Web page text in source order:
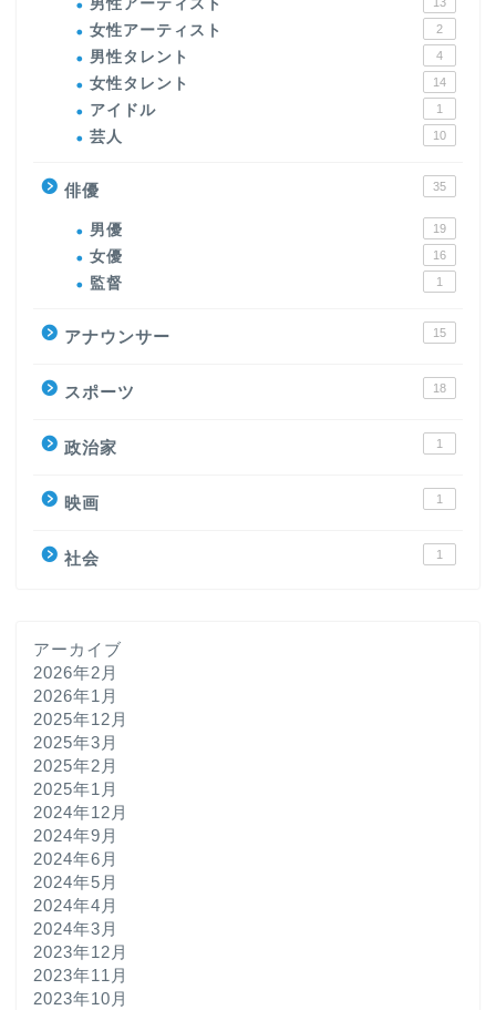
男性アーティスト
女性アーティスト 2
男性タレント 4
女性タレント 14
アイドル 1
芸人 10
俳優 35
男優 19
女優 16
監督 1
アナウンサー 15
スポーツ 18
政治家 1
映画 1
社会 1
アーカイブ
2026年2月
2026年1月
2025年12月
2025年3月
2025年2月
2025年1月
2024年12月
2024年9月
2024年6月
2024年5月
2024年4月
2024年3月
2023年12月
2023年11月
2023年10月